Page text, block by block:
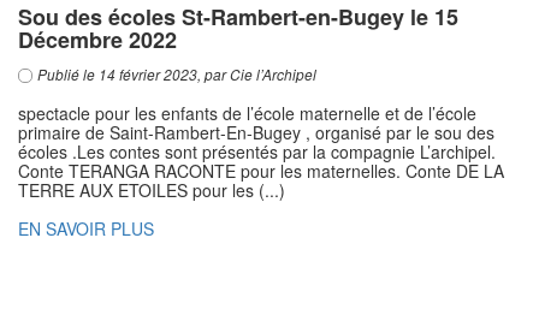
Sou des écoles St-Rambert-en-Bugey le 15
Décembre 2022
Publié le 14 février 2023, par Cie l’Archipel
spectacle pour les enfants de l’école maternelle et de l’école
primaire de Saint-Rambert-En-Bugey , organisé par le sou des
écoles .Les contes sont présentés par la compagnie L’archipel.
Conte TERANGA RACONTE pour les maternelles. Conte DE LA
TERRE AUX ETOILES pour les (...)
EN SAVOIR PLUS